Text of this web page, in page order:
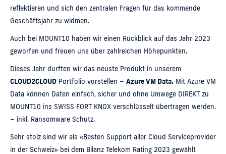
reflektieren und sich den zentralen Fragen für das kommende
Geschäftsjahr zu widmen.
Auch bei MOUNT10 haben wir einen Rückblick auf das Jahr 2023
geworfen und freuen uns über zahlreichen Höhepunkten.
Dieses Jahr durften wir das neuste Produkt in unserem
CLOUD2CLOUD Portfolio vorstellen – Azure VM Data. Mit Azure VM
Data können Daten einfach, sicher und ohne Umwege DIREKT zu
MOUNT10 ins SWISS FORT KNOX verschlüsselt übertragen werden.
– inkl. Ransomware Schutz.
Sehr stolz sind wir als «Besten Support aller Cloud Serviceprovider
in der Schweiz» bei dem Bilanz Telekom Rating 2023 gewählt